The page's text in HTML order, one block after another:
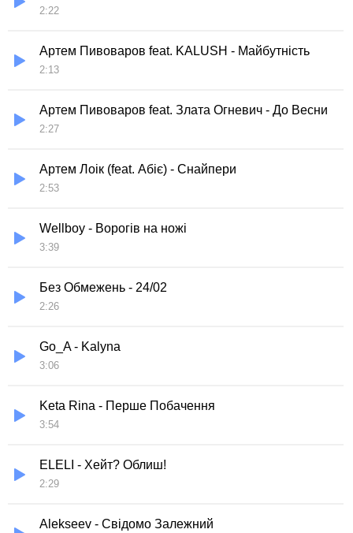
2:22
Артем Пивоваров feat. KALUSH - Майбутність
2:13
Артем Пивоваров feat. Злата Огневич - До Весни
2:27
Артем Лоік (feat. Абіє) - Снайпери
2:53
Wellboy - Ворогів на ножі
3:39
Без Обмежень - 24/02
2:26
Go_A - Kalyna
3:06
Keta Rina - Перше Побачення
3:54
ELELI - Хейт? Облиш!
2:29
Alekseev - Свідомо Залежний